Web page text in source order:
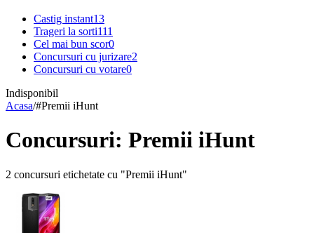
Castig instant13
Trageri la sorti111
Cel mai bun scor0
Concursuri cu jurizare2
Concursuri cu votare0
Indisponibil
Acasa/#Premii iHunt
Concursuri: Premii iHunt
2 concursuri etichetate cu "Premii iHunt"